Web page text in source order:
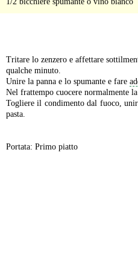
Tritare lo zenzero e affettare
qualche minuto.
Unire la panna e lo spumante e fare
Nel frattempo cuocere normalmente la
Togliere il condimento dal fuoco,
pasta.
Portata: Primo piatto